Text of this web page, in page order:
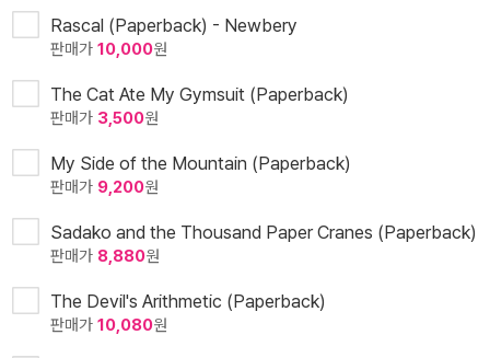
Rascal (Paperback) - Newbery
판매가 10,000원
The Cat Ate My Gymsuit (Paperback)
판매가 3,500원
My Side of the Mountain (Paperback)
판매가 9,200원
Sadako and the Thousand Paper Cranes (Paperback)
판매가 8,880원
The Devil's Arithmetic (Paperback)
판매가 10,080원